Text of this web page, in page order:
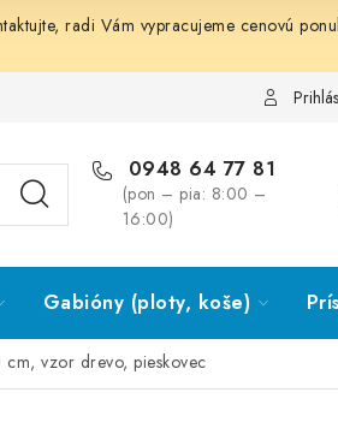
, radi Vám vypracujeme cenovú
0948 64 77 81
(pon – pia: 8:00 –
16:00)
Gabióny (ploty, koše)
vzor drevo, pieskovec